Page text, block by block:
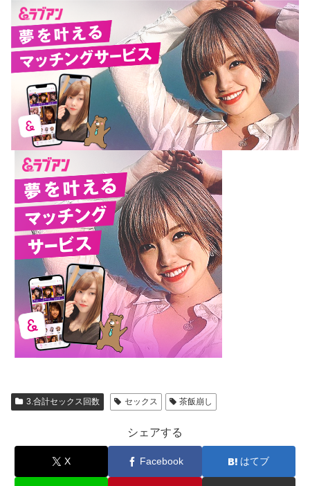
3.合計セックス回数 セックス 茶飯崩し
シェアする
X Facebook はてブ